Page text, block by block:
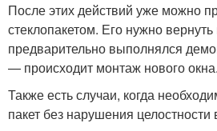
После этих действий уже можно
стеклопакетом. Его нужно
предварительно выполнялся
— происходит монтаж нового окна.
Также есть случаи, когда
пакет без нарушения целостности